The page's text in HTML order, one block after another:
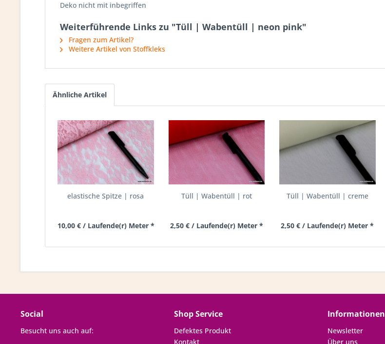
Deko nicht mit inbegriffen
Weiterführende Links zu "Tüll | Wabentüll | neon pink"
Fragen zum Artikel?
Weitere Artikel von Stoffkleks
Ähnliche Artikel
elastische Spitze | rosa
10,00 € / Laufende(r) Meter *
Tüll | Wabentüll | rot
2,50 € / Laufende(r) Meter *
Tüll | Wabentüll | creme
2,50 € / Laufende(r) Meter *
Social
Besucht uns auch auf:
Shop Service
Defektes Produkt
Kontakt
Informationen
Newsletter
Über uns